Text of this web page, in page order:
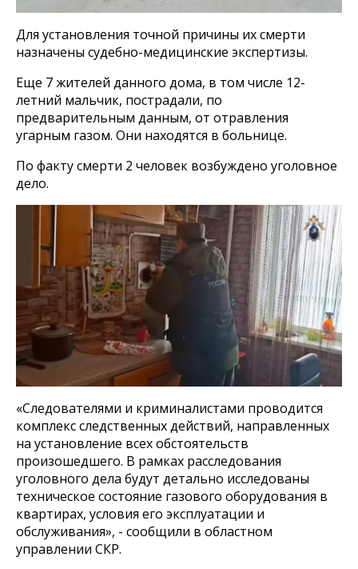
Для установления точной причины их смерти
назначены судебно-медицинские экспертизы.
Еще 7 жителей данного дома, в том числе 12-
летний мальчик, пострадали, по
предварительным данным, от отравления
угарным газом. Они находятся в больнице.
По факту смерти 2 человек возбуждено уголовное
дело.
«Следователями и криминалистами проводится
комплекс следственных действий, направленных
на установление всех обстоятельств
произошедшего. В рамках расследования
уголовного дела будут детально исследованы
техническое состояние газового оборудования в
квартирах, условия его эксплуатации и
обслуживания», - сообщили в областном
управлении СКР.